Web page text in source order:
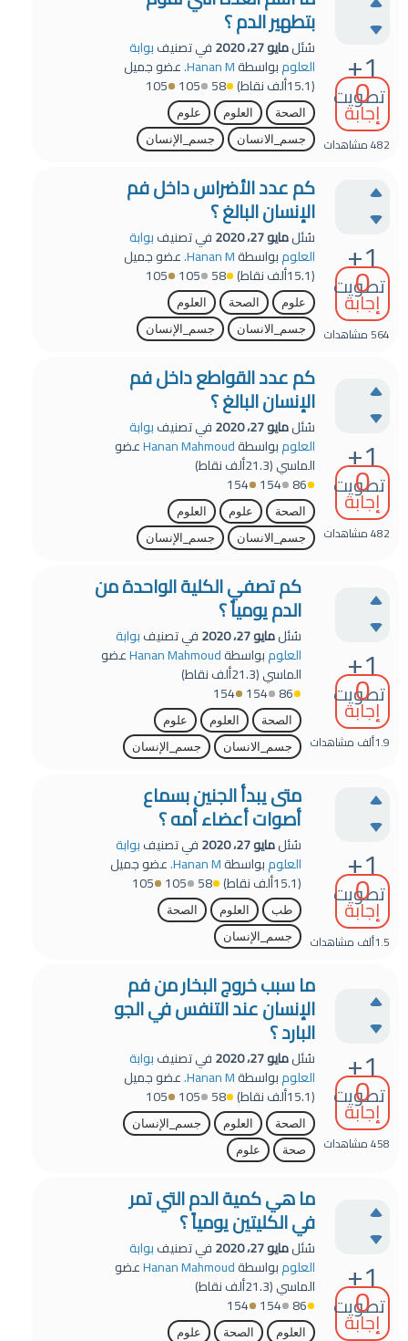
+1
تصويت
0
إجابة
482مشاهدات
بتطهير الدم ؟
سُئلمايو 27، 2020 في تصنيفبوابة
العلومبواسطةHanan M. عضو جميل
(15.1ألف نقاط) 58
105
105
الصحة العلوم
علوم
جسم_الانسان
جسم_الإنسان
+1
تصويت
0
إجابة
564مشاهدات
كم عدد الأضراس داخل فم
الإنسان البالغ ؟
سُئلمايو 27، 2020 في تصنيفبوابة
العلومبواسطةHanan M. عضو جميل
(15.1ألف نقاط) 58
105
105
علوم الصحة
العلوم
جسم_الانسان
جسم_الإنسان
+1
تصويت
0
إجابة
482مشاهدات
كم عدد القواطع داخل فم
الإنسان البالغ ؟
سُئلمايو 27، 2020 في تصنيفبوابة
العلومبواسطةHanan Mahmoudعضو
الماسي(21.3ألف
نقاط)
86
154
154
الصحة علوم
العلوم
جسم_الانسان
جسم_الإنسان
+1
تصويت
0
إجابة
1.9ألف مشاهدات
كم تصفي الكلية الواحدة من
الدم يومياً ؟
سُئلمايو 27، 2020 في تصنيفبوابة
العلومبواسطةHanan Mahmoudعضو
الماسي(21.3ألف
نقاط)
86
154
154
الصحة العلوم
علوم
جسم_الانسان
جسم_الإنسان
+1
تصويت
0
إجابة
1.5ألف مشاهدات
متى يبدأ الجنين بسماع
أصوات أعضاء أمه ؟
سُئلمايو 27، 2020 في تصنيفبوابة
العلومبواسطةHanan M. عضو جميل
(15.1ألف نقاط) 58
105
105
طب العلوم
الصحة
جسم_الإنسان
+1
تصويت
0
إجابة
458مشاهدات
ما سبب خروج البخار من فم
الإنسان عند التنفس في الجو
البارد ؟
سُئلمايو 27، 2020 في تصنيفبوابة
العلومبواسطةHanan M. عضو جميل
(15.1ألف نقاط) 58
105
105
الصحة العلوم
جسم_الإنسان
صحة
علوم
+1
تصويت
0
إجابة
ما هي كمية الدم التي تمر
في الكليتين يومياً ؟
سُئلمايو 27، 2020 في تصنيفبوابة
العلومبواسطةHanan Mahmoudعضو
الماسي(21.3ألف
نقاط)
86
154
154
العلوم الصحة
علوم